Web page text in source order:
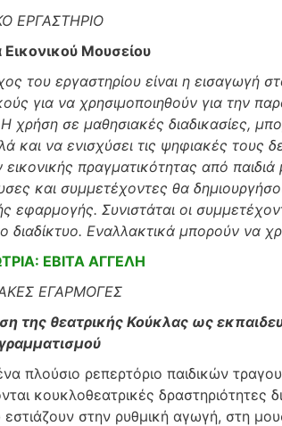
ΕΡΓΑΣΤΗΡΙΟ
Εικονικού Μουσείου
του εργαστηρίου είναι η εισαγωγή
για να χρησιμοποιηθούν για την
Η χρήση σε μαθησιακές διαδικασίες,
και να ενισχύσει τις ψηφιακές τους
πραγματικότητας από
και συμμετέχοντες θα
εφαρμογής. Συνιστάται οι
διαδίκτυο. Εναλλακτικά μπορούν να
ΕΒΙΤΑ ΑΓΓΕΛΗ
ΕΓΑΡΜΟΓΕΣ
της θεατρικής Κούκλας ως
πλούσιο ρεπερτόριο παιδικών
κουκλοθεατρικές δραστηριότητες
εστιάζουν στην ρυθμική αγωγή, στη